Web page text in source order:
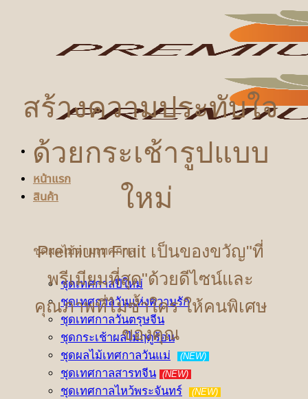
หน้าแรก
สินค้า
ชุดผลไม้ตามเทศกาล
ชุดเทศกาลปีใหม่
ชุดเทศกาลวันแห่งความรัก
ชุดเทศกาลวันตรุษจีน
ชุดกระเช้าผลไม้ฤดูร้อน
ชุดผลไม้เทศกาลวันแม่
(NEW)
ชุดเทศกาลสารทจีน (NEW)
ชุดเทศกาลไหว้พระจันทร์ (NEW)
สร้างความประทับใจ
ด้วยกระเช้ารูปแบบ
ใหม่
Premium Fruit เป็นของขวัญ"ที่
พรีเมียมที่สุด"ด้วยดีไซน์และ
คุณภาพที่ไม่ซ้ำใคร ให้คนพิเศษ
ของคุณ